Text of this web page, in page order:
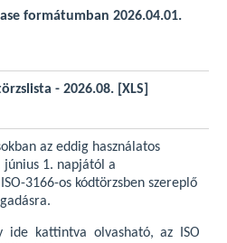
formátumban 2026.04.01.
- 2026.08. [XLS]
az eddig használatos
június 1. napjától a
3166-os kódtörzsben szereplő
ide kattintva olvasható, az ISO